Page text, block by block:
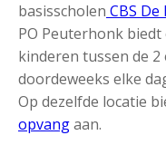
basisscholen CBS
PO Peuterhonk
kinderen tussen de 2
doordeweeks elke
Op dezelfde locatie
opvangaan.